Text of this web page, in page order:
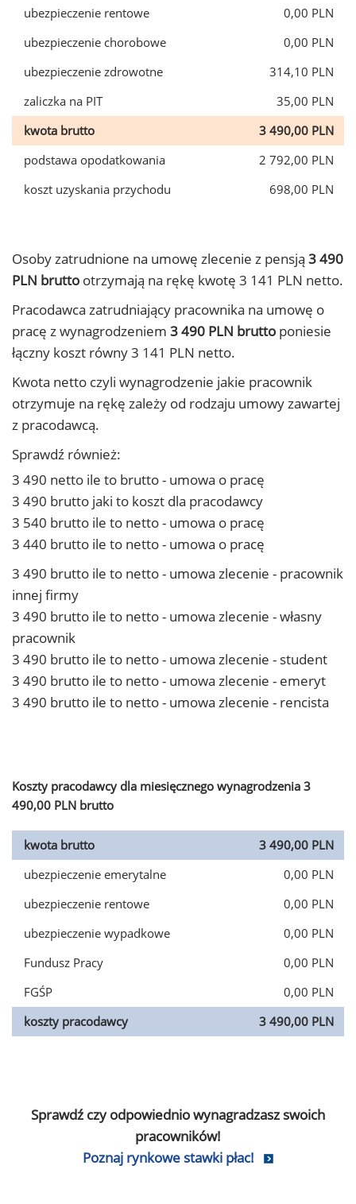
ubezpieczenie rentowe
0,00 PLN
ubezpieczenie chorobowe
0,00 PLN
ubezpieczenie zdrowotne
314,10 PLN
zaliczka na PIT
35,00 PLN
kwota brutto
3 490,00 PLN
podstawa opodatkowania
2 792,00 PLN
koszt uzyskania przychodu
698,00 PLN
Osoby zatrudnione na umowę zlecenie z pensją 3 490
PLN brutto otrzymają na rękę kwotę 3 141 PLN netto.
Pracodawca zatrudniający pracownika na umowę o
pracę z wynagrodzeniem 3 490 PLN brutto poniesie
łączny koszt równy 3 141 PLN netto.
Kwota netto czyli wynagrodzenie jakie pracownik
otrzymuje na rękę zależy od rodzaju umowy zawartej
z pracodawcą.
Sprawdź również:
3 490 netto ile to brutto - umowa o pracę
3 490 brutto jaki to koszt dla pracodawcy
3 540 brutto ile to netto - umowa o pracę
3 440 brutto ile to netto - umowa o pracę
3 490 brutto ile to netto - umowa zlecenie - pracownik
innej firmy
3 490 brutto ile to netto - umowa zlecenie - własny
pracownik
3 490 brutto ile to netto - umowa zlecenie - student
3 490 brutto ile to netto - umowa zlecenie - emeryt
3 490 brutto ile to netto - umowa zlecenie - rencista
Koszty pracodawcy dla miesięcznego wynagrodzenia 3
490,00 PLN brutto
kwota brutto
3 490,00 PLN
ubezpieczenie emerytalne
0,00 PLN
ubezpieczenie rentowe
0,00 PLN
ubezpieczenie wypadkowe
0,00 PLN
Fundusz Pracy
0,00 PLN
FGŚP
0,00 PLN
koszty pracodawcy
3 490,00 PLN
Sprawdź czy odpowiednio wynagradzasz swoich
pracowników!
Poznaj rynkowe stawki płac!